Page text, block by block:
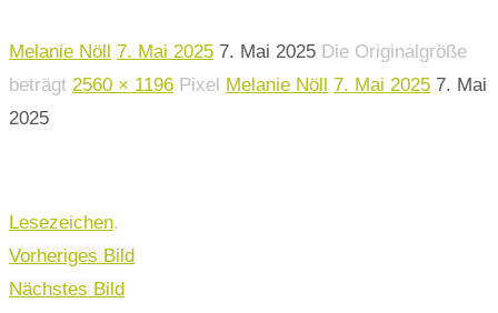
Melanie Nöll 7. Mai 2025 7. Mai 2025 Die Originalgröße
beträgt 2560 × 1196 Pixel Melanie Nöll 7. Mai 2025 7. Mai
2025
Lesezeichen.
Vorheriges Bild
Nächstes Bild